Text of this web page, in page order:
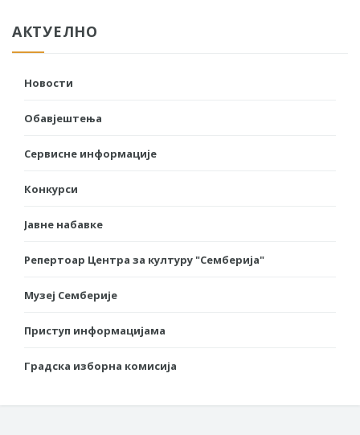
АКТУЕЛНО
Новости
Обавјештења
Сервисне информације
Конкурси
Јавне набавке
Репертоар Центра за културу "Семберија"
Музеј Семберије
Приступ информацијама
Градска изборна комисија